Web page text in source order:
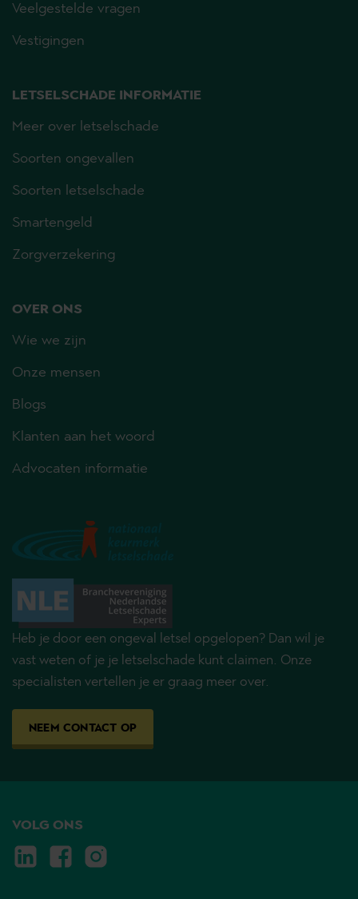
Veelgestelde vragen
Vestigingen
LETSELSCHADE INFORMATIE
Meer over letselschade
Soorten ongevallen
Soorten letselschade
Smartengeld
Zorgverzekering
OVER ONS
Wie we zijn
Onze mensen
Blogs
Klanten aan het woord
Advocaten informatie
Heb je door een ongeval letsel opgelopen? Dan wil je
vast weten of je je letselschade kunt claimen. Onze
specialisten vertellen je er graag meer over.
NEEM CONTACT OP
VOLG ONS